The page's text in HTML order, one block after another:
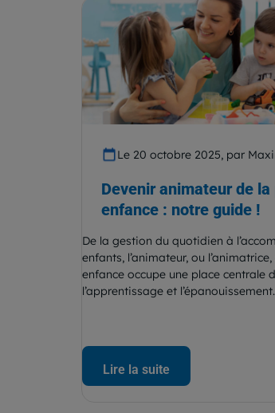
Le 20 octobre 2025, par
Devenir animateur de
enfance : notre guide !
De la gestion du quotidien à
enfants, l’animateur, ou
enfance occupe une place centrale
l’apprentissage et
Lire la suite